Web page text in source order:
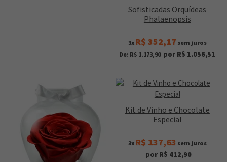
Sofisticadas Orquídeas
Phalaenopsis
3x R$ 352,17 sem juros
De: R$ 1.173,90 por R$ 1.056,51
Kit de Vinho e Chocolate
Especial
3x R$ 137,63 sem juros
por R$ 412,90